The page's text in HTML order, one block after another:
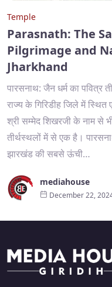
Temple
Parasnath: The
Pilgrimage and
Jharkhand
पारसनाथ: जैन धर्म का
राज्य के गिरिडीह जिले में
श्री सम्मेद शिखरजी के नाम से
तीर्थस्थलों में से एक है।
झारखंड की सबसे ऊंची…
mediahouse
December 22,